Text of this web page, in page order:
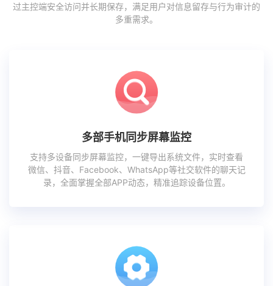
过主控端安全访问并长期保存，满足用户对信息留存与行为审计的
多重需求。
多部手机同步屏幕监控
支持多设备同步屏幕监控，一键导出系统文件，实时查看
微信、抖音、Facebook、WhatsApp等社交软件的聊天记
录，全面掌握全部APP动态，精准追踪设备位置。